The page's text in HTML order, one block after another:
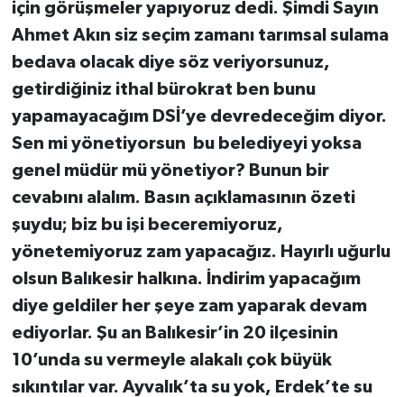
için görüşmeler yapıyoruz dedi. Şimdi Sayın
Ahmet Akın siz seçim zamanı tarımsal sulama
bedava olacak diye söz veriyorsunuz,
getirdiğiniz ithal bürokrat ben bunu
yapamayacağım DSİ’ye devredeceğim diyor.
Sen mi yönetiyorsun bu belediyeyi yoksa
genel müdür mü yönetiyor? Bunun bir
cevabını alalım. Basın açıklamasının özeti
şuydu; biz bu işi beceremiyoruz,
yönetemiyoruz zam yapacağız. Hayırlı uğurlu
olsun Balıkesir halkına. İndirim yapacağım
diye geldiler her şeye zam yaparak devam
ediyorlar. Şu an Balıkesir’in 20 ilçesinin
10’unda su vermeyle alakalı çok büyük
sıkıntılar var. Ayvalık’ta su yok, Erdek’te su